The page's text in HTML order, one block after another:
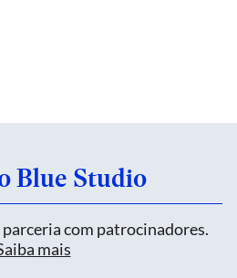
Blue Studio
com patrocinadores.
mais